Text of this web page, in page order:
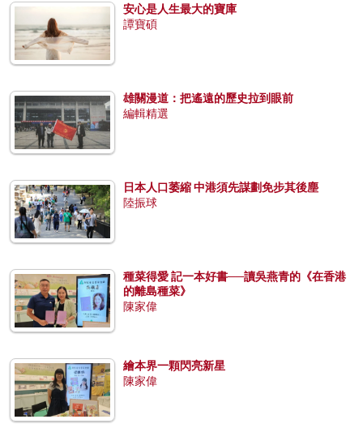
安心是人生最大的寶庫
譚寶碩
雄關漫道：把遙遠的歷史拉到眼前
編輯精選
日本人口萎縮 中港須先謀劃免步其後塵
陸振球
種菜得愛 記一本好書──讀吳燕青的《在香港
的離島種菜》
陳家偉
繪本界一顆閃亮新星
陳家偉